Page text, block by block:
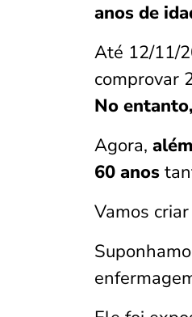
anos de
Até 12/11/
comprovar
No
Agora,
60 anos
Vamos